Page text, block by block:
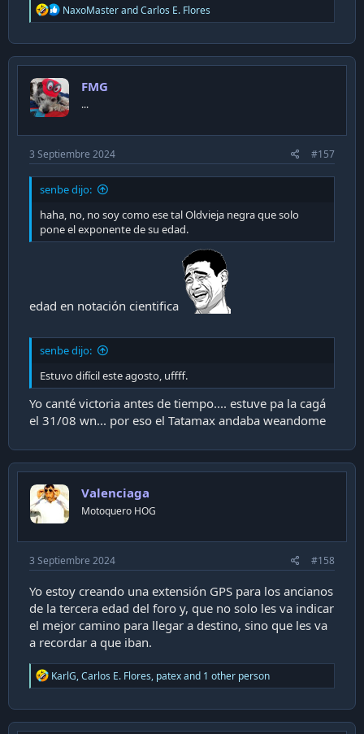
R
e
c
t
o
n
s
NaxoMasterandCarlos E. Flores
FMG
...
3 Septiembre 2024 #157
senbe dijo:
haha, no, no soy como ese tal Oldvieja negra que solo
pone el exponente de su edad.
edad en notación cientifica
senbe dijo:
Estuvo difícil este agosto, uffff.
Yo canté victoria antes de tiempo.... estuve pa la cagá
el 31/08 wn... por eso el Tatamax andaba weandome
Valenciaga
Motoquero HOG
3 Septiembre 2024 #158
Yo estoy creando una extensión GPS para los ancianos
de la tercera edad del foro y, que no solo les va indicar
el mejor camino para llegar a destino, sino que les va
a recordar a que iban.
R
e
c
t
KarlG,Carlos E. Flores, patexand 1 other person